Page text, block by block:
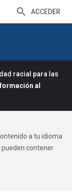
ACCEDER
racial para las
al
a tu idioma
contener